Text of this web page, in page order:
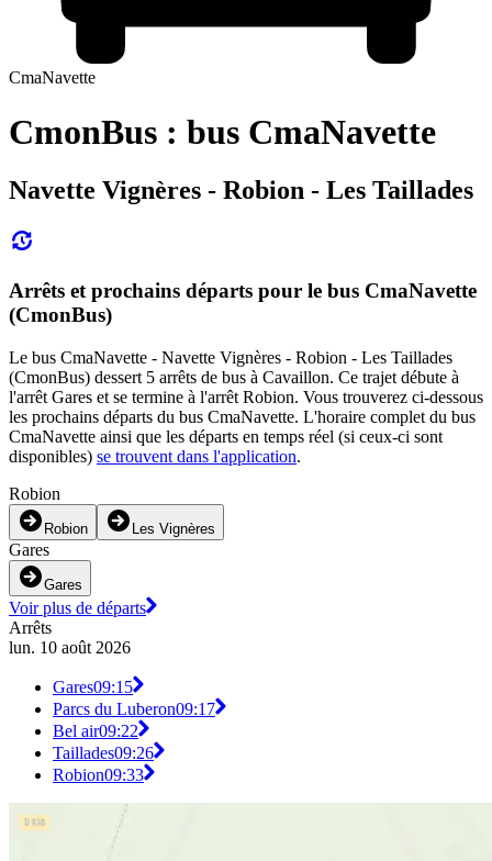
CmaNavette
CmonBus : bus CmaNavette
Navette Vignères - Robion - Les Taillades
Arrêts et prochains départs pour le bus CmaNavette
(CmonBus)
Le bus CmaNavette - Navette Vignères - Robion - Les Taillades
(CmonBus) dessert 5 arrêts de bus à Cavaillon. Ce trajet débute à
l'arrêt Gares et se termine à l'arrêt Robion. Vous trouverez ci-dessous
les prochains départs du bus CmaNavette. L'horaire complet du bus
CmaNavette ainsi que les départs en temps réel (si ceux-ci sont
disponibles) se trouvent dans l'application.
Robion
Robion Les Vignères
Gares
Gares
Voir plus de départs
Arrêts
lun. 10 août 2026
Gares09:15
Parcs du Luberon09:17
Bel air09:22
Taillades09:26
Robion09:33